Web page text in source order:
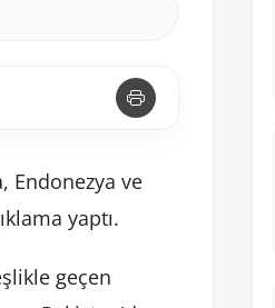
e
Endonezya ve
yaptı.
geçen